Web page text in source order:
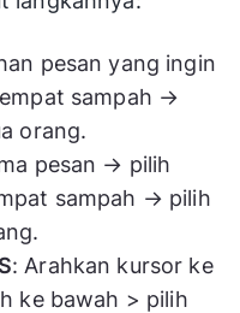
pesan yang ingin
sampah →
orang.
pesan → pilih
sampah → pilih
: Arahkan kursor ke
ke bawah > pilih